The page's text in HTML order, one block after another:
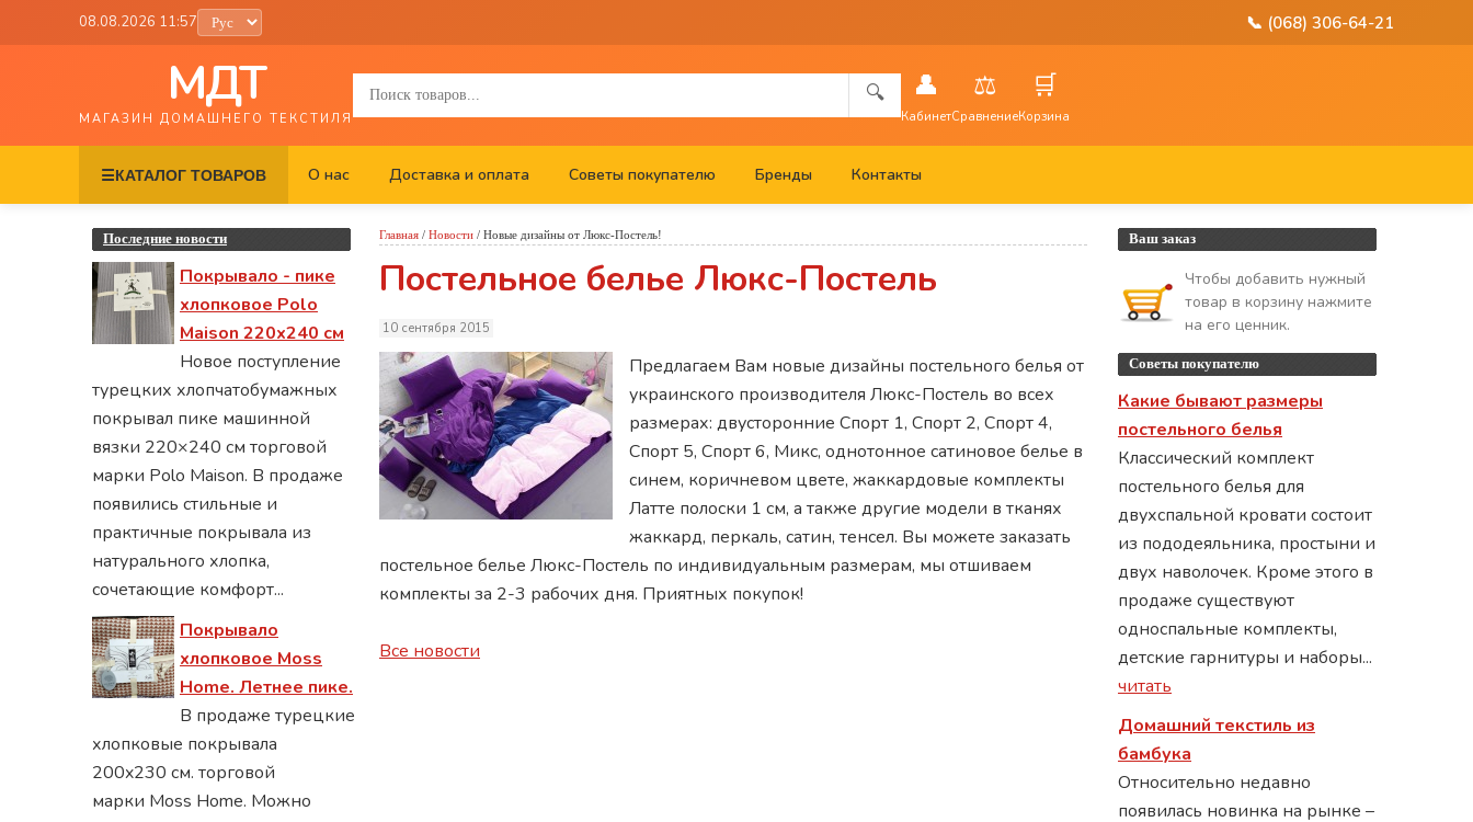
08.08.2026 11:57 📞 (068) 306-64-21
МДТ
МАГАЗИН ДОМАШНЕГО ТЕКСТИЛЯ
🔍 👤
Кабинет
⚖️
Сравнение
🛒
Корзина
☰КАТАЛОГ ТОВАРОВ О нас Доставка и оплата Советы покупателю Бренды Контакты
Последние новости
Покрывало - пике
хлопковое Polo
Maison 220х240 см
Новое поступление
турецких хлопчатобумажных
покрывал пике машинной
вязки 220×240 см торговой
марки Polo Maison. В продаже
появились стильные и
практичные покрывала из
натурального хлопка,
сочетающие комфорт...
Покрывало
хлопковое Moss
Home. Летнее пике.
В продаже турецкие
хлопковые покрывала
200x230 см. торговой
марки Moss Home. Можно
Главная / Новости / Новые дизайны от Люкс-Постель!
Постельное белье Люкс-Постель
10 сентября 2015
Предлагаем Вам новые дизайны постельного белья от
украинского производителя Люкс-Постель во всех
размерах: двусторонние Спорт 1, Спорт 2, Спорт 4,
Спорт 5, Спорт 6, Микс, однотонное сатиновое белье в
синем, коричневом цвете, жаккардовые комплекты
Латте полоски 1 см, а также другие модели в тканях
жаккард, перкаль, сатин, тенсел. Вы можете заказать
постельное белье Люкс-Постель по индивидуальным размерам, мы отшиваем
комплекты за 2-3 рабочих дня. Приятных покупок!
Все новости
Ваш заказ
Чтобы добавить нужный
товар в корзину нажмите
на его ценник.
Советы покупателю
Какие бывают размеры
постельного белья
Классический комплект
постельного белья для
двухспальной кровати состоит
из пододеяльника, простыни и
двух наволочек. Кроме этого в
продаже существуют
односпальные комплекты,
детские гарнитуры и наборы...
читать
Домашний текстиль из
бамбука
Относительно недавно
появилась новинка на рынке –